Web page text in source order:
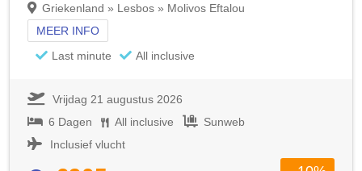
Griekenland » Lesbos » Molivos Eftalou
MEER INFO
Last minute
All inclusive
Vrijdag 21 augustus 2026
6 Dagen
All inclusive
Sunweb
Inclusief vlucht